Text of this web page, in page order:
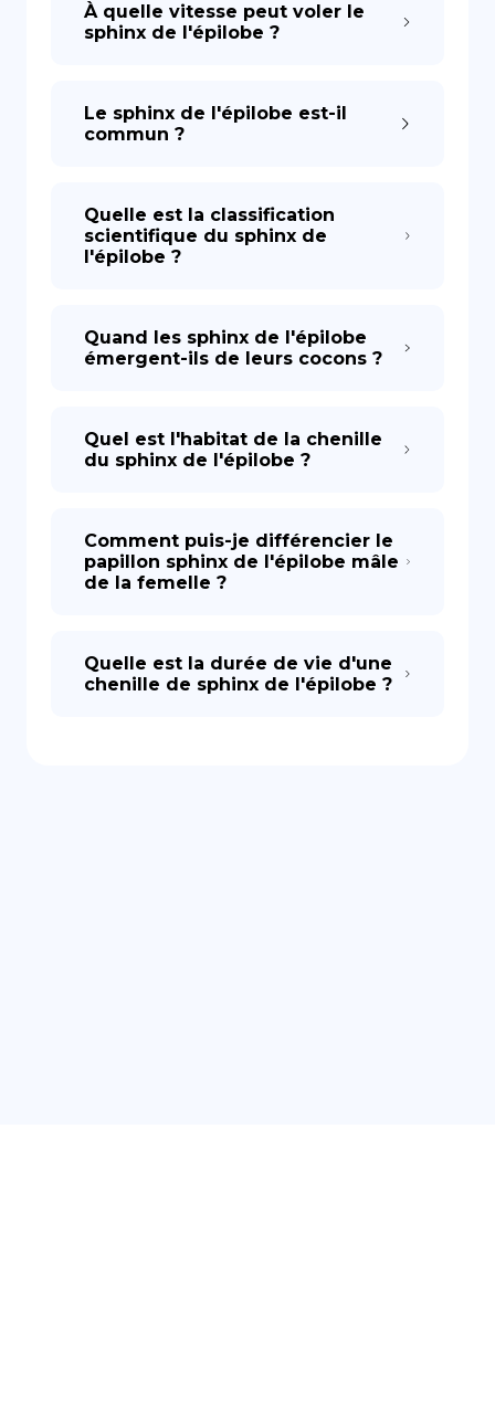
À quelle vitesse peut voler le
sphinx de l'épilobe ?
Le sphinx de l'épilobe est-il
commun ?
Quelle est la classification
scientifique du sphinx de
l'épilobe ?
Quand les sphinx de l'épilobe
émergent-ils de leurs cocons ?
Quel est l'habitat de la chenille
du sphinx de l'épilobe ?
Comment puis-je différencier le
papillon sphinx de l'épilobe mâle
de la femelle ?
Quelle est la durée de vie d'une
chenille de sphinx de l'épilobe ?